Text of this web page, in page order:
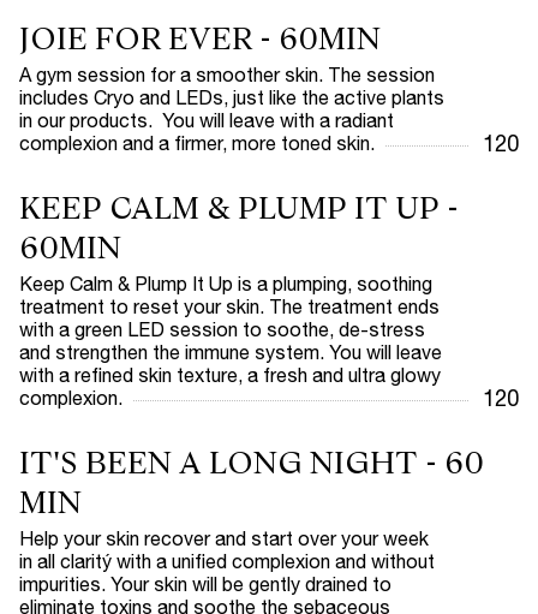
JOIE FOR EVER - 60MIN
A gym session for a smoother skin. The session
includes Cryo and LEDs, just like the active plants
in our products. You will leave with a radiant
complexion and a firmer, more toned skin.
120
KEEP CALM & PLUMP IT UP -
60MIN
Keep Calm & Plump It Up is a plumping, soothing
treatment to reset your skin. The treatment ends
with a green LED session to soothe, de-stress
and strengthen the immune system. You will leave
with a refined skin texture, a fresh and ultra glowy
complexion.
120
IT'S BEEN A LONG NIGHT - 60
MIN
Help your skin recover and start over your week
in all claritý with a unified complexion and without
impurities. Your skin will be gently drained to
eliminate toxins and soothe the sebaceous